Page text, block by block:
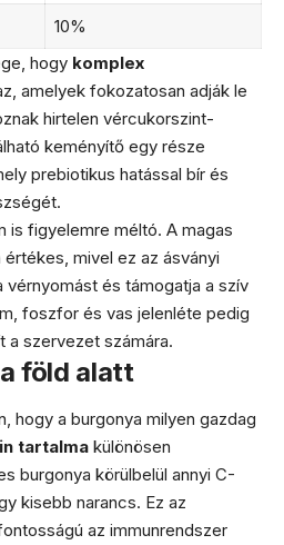
10%
hogy komplex
amelyek fokozatosan adják le
hirtelen vércukorszint-
keményítő egy része
prebiotikus hatással bír és
is figyelemre méltó. A magas
mivel ez az ásványi
vérnyomást és támogatja a szív
foszfor és vas jelenléte pedig
a szervezet számára.
föld alatt
hogy a burgonya milyen gazdag
tartalma különösen
burgonya körülbelül annyi C-
kisebb narancs. Ez az
az immunrendszer